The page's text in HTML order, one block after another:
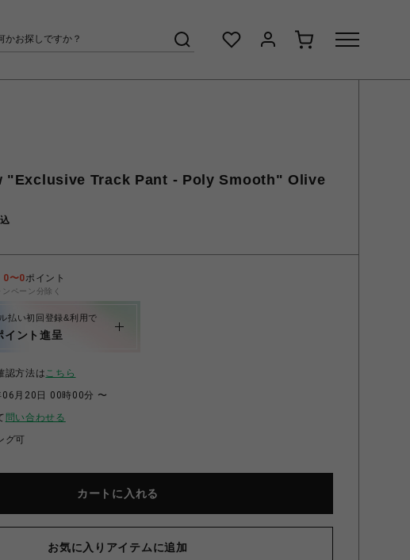
"Exclusive Track Pant - Poly Smooth" Olive
0〜0ポイント
ペーン分除く
払い初回登録&利用で
ント進呈
認方法はこちら
月20日 00時00分 〜
問い合わせる
グ可
カートに入れる
お気に入りアイテムに追加